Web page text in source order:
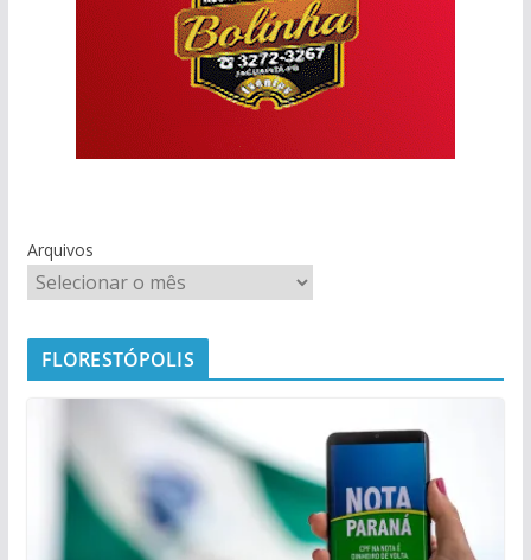
Arquivos
FLORESTÓPOLIS